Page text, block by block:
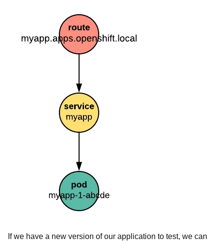
If we have a new version of our application to test, we can